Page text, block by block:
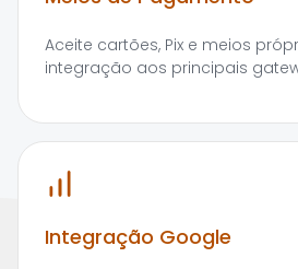
Aceite cartões, Pix e meios
integração aos principais
Integração Google